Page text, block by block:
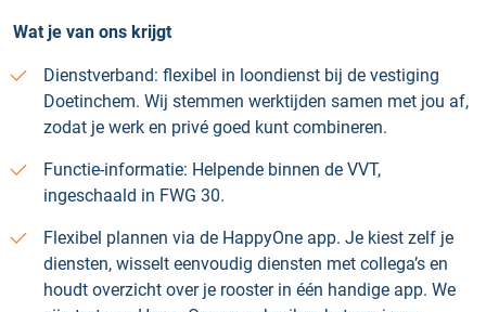
Wat je van ons krijgt
Dienstverband: flexibel in loondienst bij de vestiging
Doetinchem. Wij stemmen werktijden samen met jou af,
zodat je werk en privé goed kunt combineren.
Functie-informatie: Helpende binnen de VVT,
ingeschaald in FWG 30.
Flexibel plannen via de HappyOne app. Je kiest zelf je
diensten, wisselt eenvoudig diensten met collega’s en
houdt overzicht over je rooster in één handige app. We